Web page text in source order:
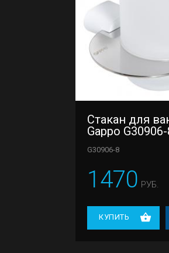
Стакан для
Gappo
G30906-8
1470 РУБ.
КУПИТЬ